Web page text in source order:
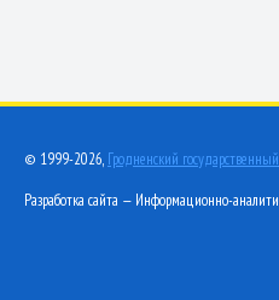
© 1999-2026, Гродненский
Разработка сайта — Информационно-